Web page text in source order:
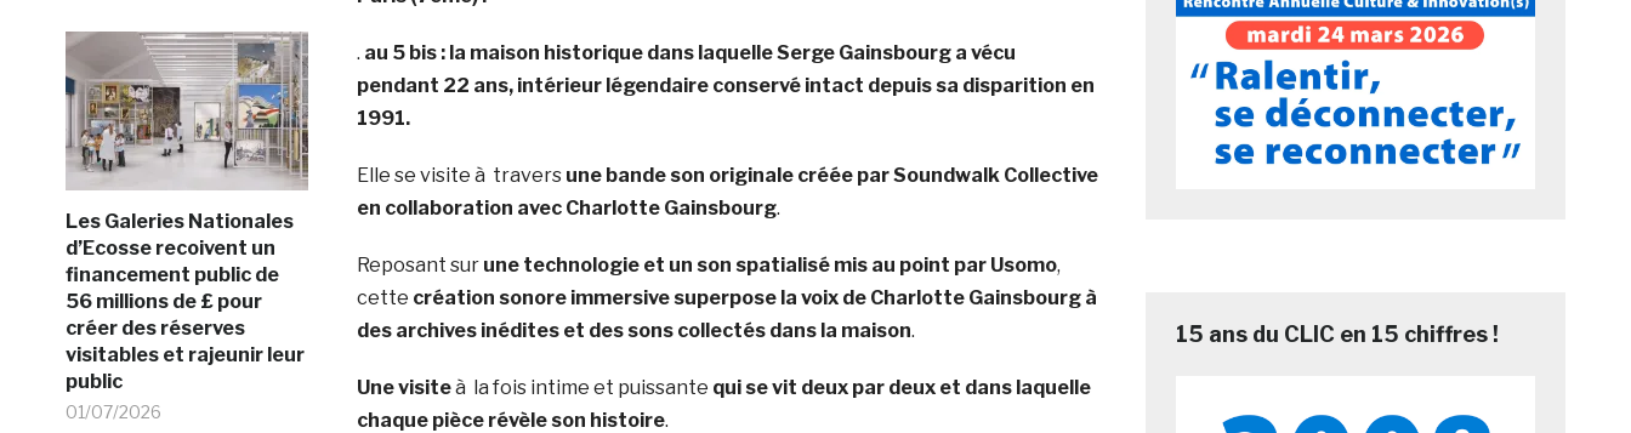
Les Galeries Nationales
d’Ecosse recoivent un
financement public de
56 millions de £ pour
créer des réserves
visitables et rajeunir leur
public
01/07/2026
. au 5 bis : la maison historique dans laquelle Serge Gainsbourg a vécu
pendant 22 ans, intérieur légendaire conservé intact depuis sa disparition en
1991.
Elle se visite à travers une bande son originale créée par Soundwalk Collective
en collaboration avec Charlotte Gainsbourg.
Reposant sur une technologie et un son spatialisé mis au point par Usomo,
cette création sonore immersive superpose la voix de Charlotte Gainsbourg à
des archives inédites et des sons collectés dans la maison.
Une visiteà la fois intime et puissante qui se vit deux par deux et dans laquelle
chaque pièce révèle son histoire.
15 ans du CLIC en 15 chiffres !